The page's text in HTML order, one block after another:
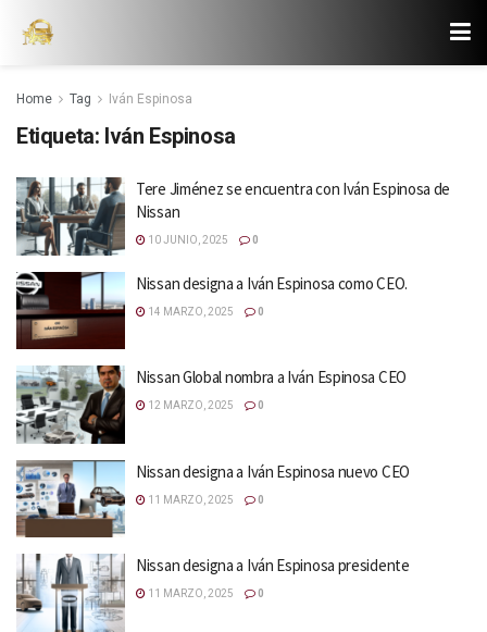
Home Tag Iván Espinosa
Etiqueta: Iván Espinosa
Tere Jiménez se encuentra con Iván Espinosa de
Nissan
10 JUNIO, 2025 0
Nissan designa a Iván Espinosa como CEO.
14 MARZO, 2025 0
Nissan Global nombra a Iván Espinosa CEO
12 MARZO, 2025 0
Nissan designa a Iván Espinosa nuevo CEO
11 MARZO, 2025 0
Nissan designa a Iván Espinosa presidente
11 MARZO, 2025 0